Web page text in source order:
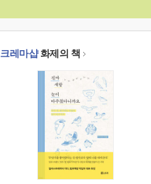
크레마샵화제의 책